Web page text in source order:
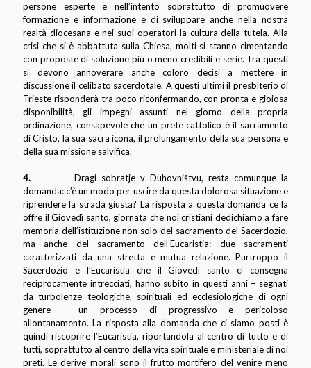
persone esperte e nell’intento soprattutto di promuovere
formazione e informazione e di sviluppare anche nella nostra
realtà diocesana e nei suoi operatori la cultura della tutela. Alla
crisi che si è abbattuta sulla Chiesa, molti si stanno cimentando
con proposte di soluzione più o meno credibili e serie. Tra questi
si devono annoverare anche coloro decisi a mettere in
discussione il celibato sacerdotale. A questi ultimi il presbiterio di
Trieste risponderà tra poco riconfermando, con pronta e gioiosa
disponibilità, gli impegni assunti nel giorno della propria
ordinazione, consapevole che un prete cattolico è il sacramento
di Cristo, la sua sacra icona, il prolungamento della sua persona e
della sua missione salvifica.
4. Dragi sobratje v Duhovništvu, resta comunque la
domanda: c’è un modo per uscire da questa dolorosa situazione e
riprendere la strada giusta? La risposta a questa domanda ce la
offre il Giovedì santo, giornata che noi cristiani dedichiamo a fare
memoria dell’istituzione non solo del sacramento del Sacerdozio,
ma anche del sacramento dell’Eucaristia: due sacramenti
caratterizzati da una stretta e mutua relazione. Purtroppo il
Sacerdozio e l’Eucaristia che il Giovedì santo ci consegna
reciprocamente intrecciati, hanno subito in questi anni – segnati
da turbolenze teologiche, spirituali ed ecclesiologiche di ogni
genere – un processo di progressivo e pericoloso
allontanamento. La risposta alla domanda che ci siamo posti è
quindi riscoprire l’Eucaristia, riportandola al centro di tutto e di
tutti, soprattutto al centro della vita spirituale e ministeriale di noi
preti. Le derive morali sono il frutto mortifero del venire meno